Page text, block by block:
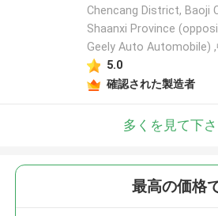
Chencang District, Baoji
Shaanxi Province
Geely Auto Automobile) ,
5.0
確認された製造者
多くを見て下
最高の価格